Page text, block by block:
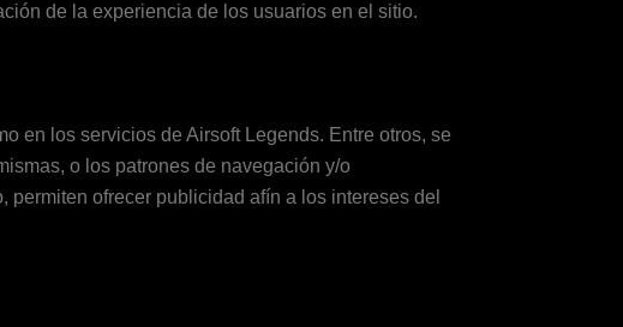
de la experiencia de los usuarios en el sitio.
en los servicios de Airsoft Legends. Entre otros, se
o los patrones de navegación y/o
ofrecer publicidad afín a los intereses del